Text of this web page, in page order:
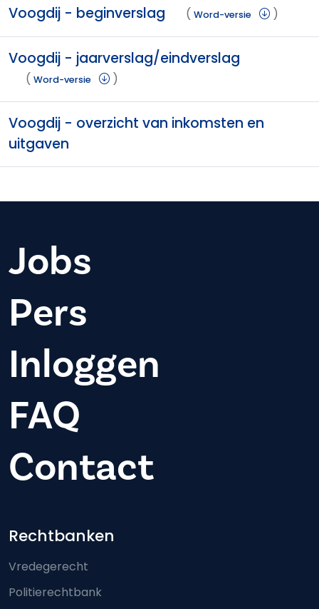
Voogdij - beginverslag ( Word-versie )
Voogdij - jaarverslag/eindverslag
( Word-versie )
Voogdij - overzicht van inkomsten en
uitgaven
Jobs
Pers
Inloggen
FAQ
Contact
Footer-menu
Rechtbanken
Vredegerecht
Politierechtbank